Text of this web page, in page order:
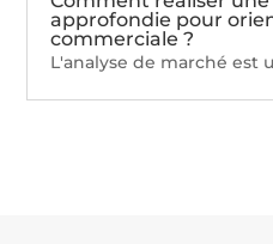
approfondie pour
commerciale ?
L'analyse de marché est